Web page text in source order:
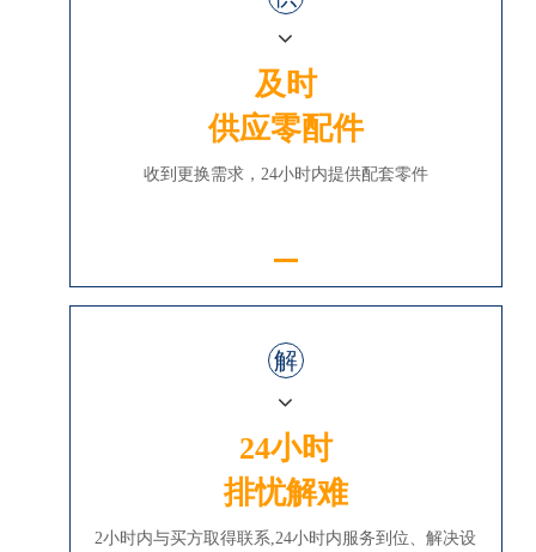
及时
供应零配件
收到更换需求，24小时内提供配套零件
解
24小时
排忧解难
2小时内与买方取得联系,24小时内服务到位、解决设